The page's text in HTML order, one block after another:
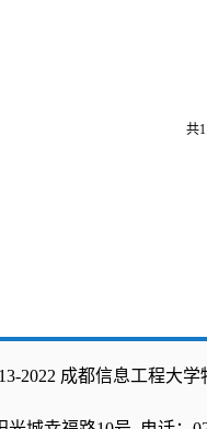
共
2022 成都信息工程大